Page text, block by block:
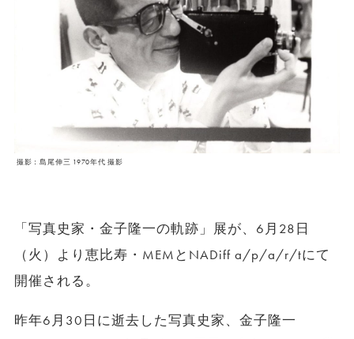
撮影：島尾伸三 1970年代 撮影
「写真史家・⾦⼦隆⼀の軌跡」展が、6月28日
（火）より恵比寿・MEMとNADiff a/p/a/r/tにて
開催される。
昨年6⽉30⽇に逝去した写真史家、⾦⼦隆⼀